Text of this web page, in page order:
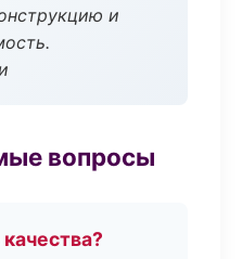
и
вопросы